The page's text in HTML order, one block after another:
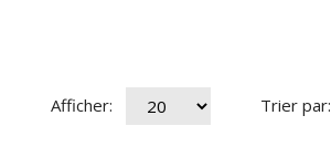
Trier par:
Afficher: